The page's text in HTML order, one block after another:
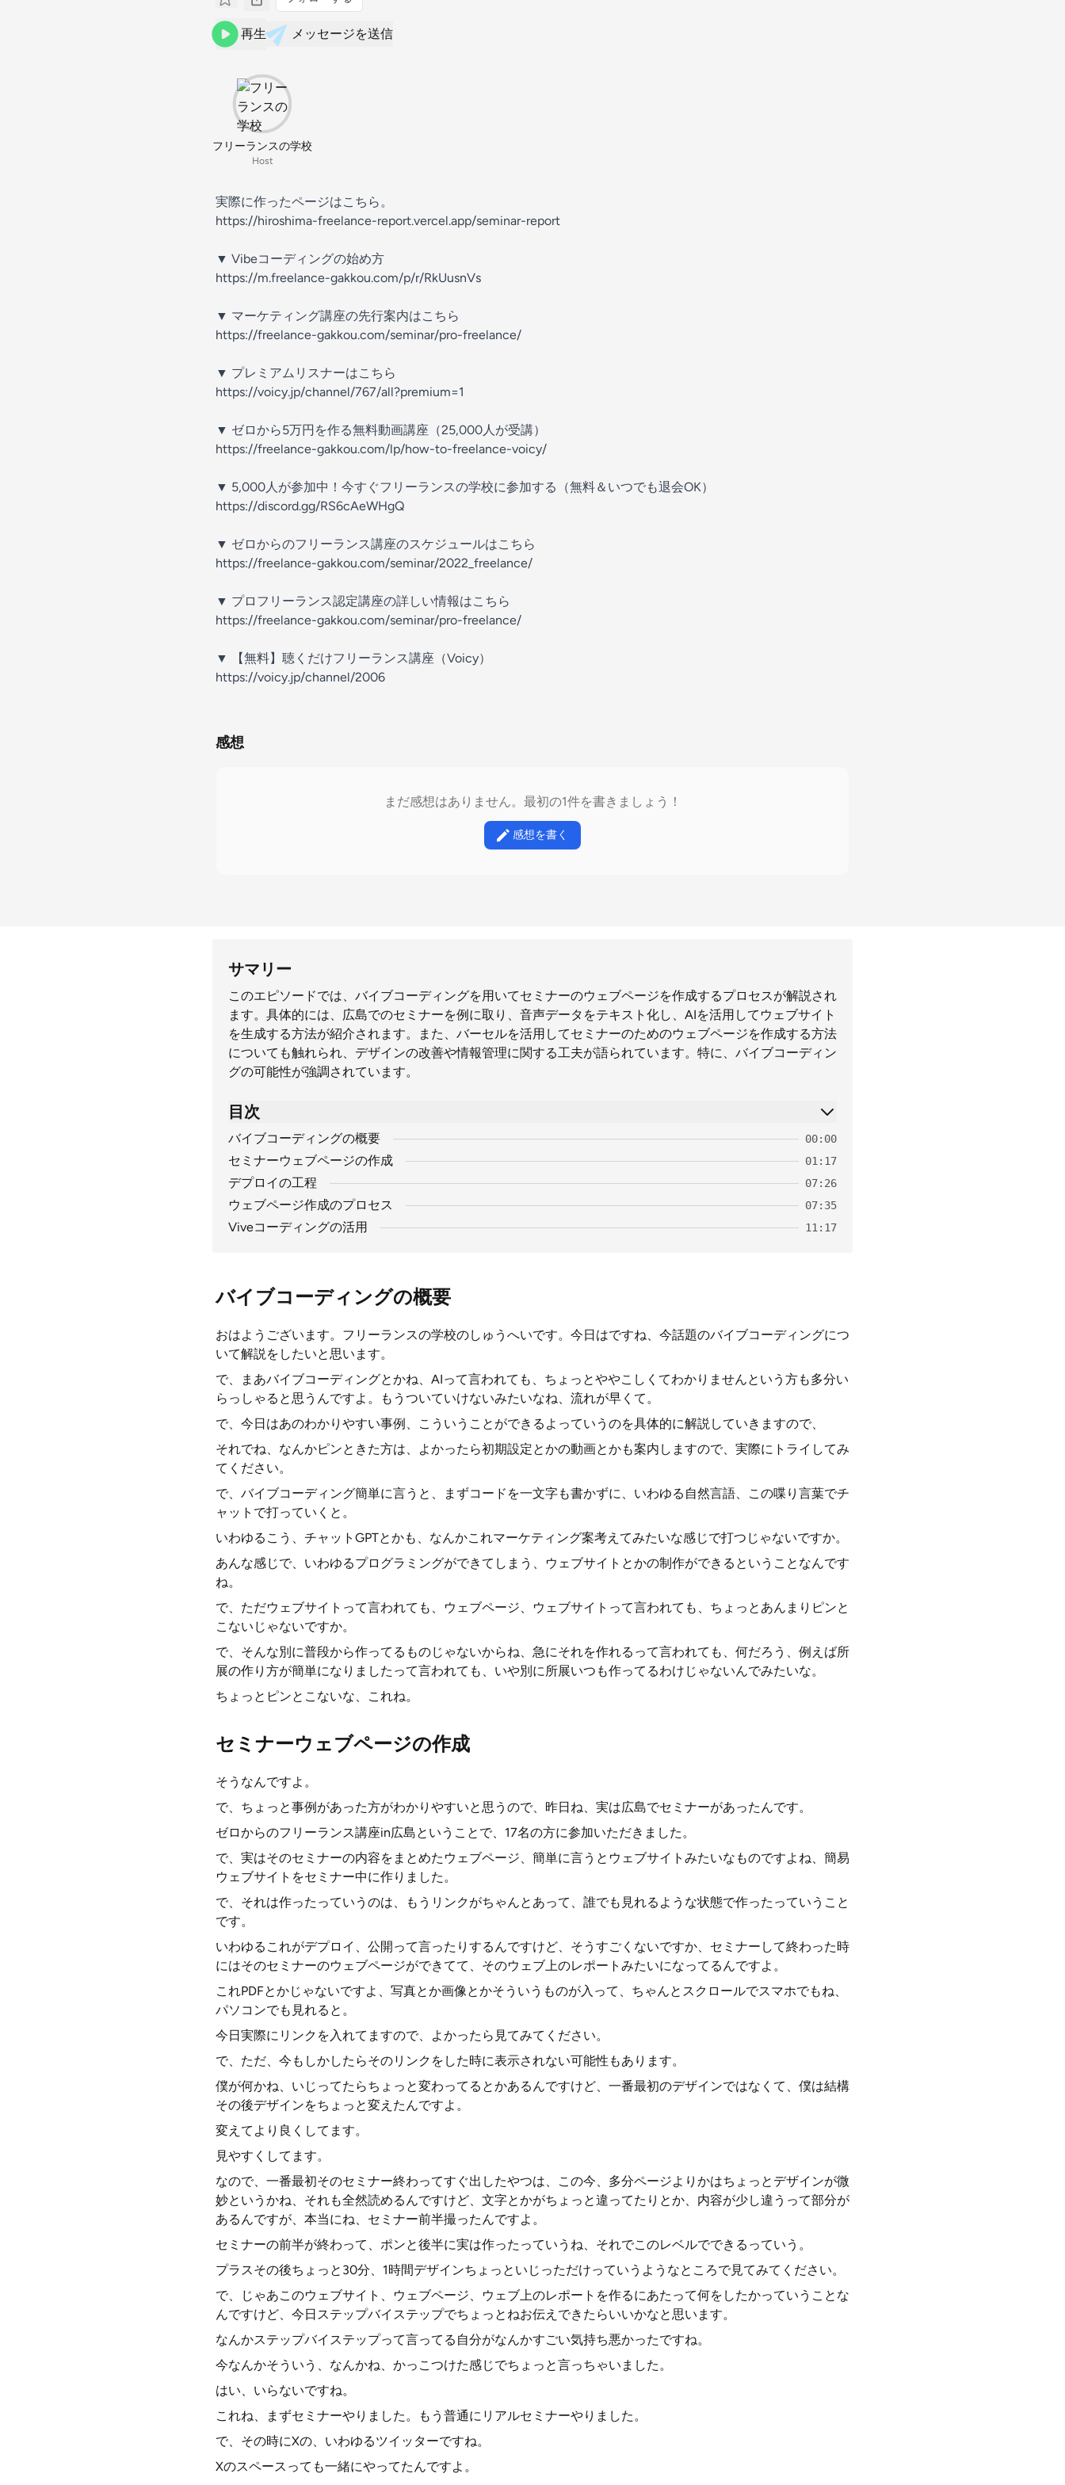
再生 メッセージを送信
フリーランスの学校
Host
実際に作ったページはこちら。
https://hiroshima-freelance-report.vercel.app/seminar-report
▼ Vibeコーディングの始め方
https://m.freelance-gakkou.com/p/r/RkUusnVs
▼ マーケティング講座の先行案内はこちら
⁠https://freelance-gakkou.com/seminar/pro-freelance/⁠
▼ プレミアムリスナーはこちら
⁠https://voicy.jp/channel/767/all?premium=1⁠
▼ ゼロから5万円を作る無料動画講座（25,000人が受講）
⁠⁠⁠⁠https://freelance-gakkou.com/lp/how-to-freelance-voicy/
▼ 5,000人が参加中！今すぐフリーランスの学校に参加する（無料＆いつでも退会OK）
⁠⁠⁠https://discord.gg/RS6cAeWHgQ⁠⁠⁠
▼ ゼロからのフリーランス講座のスケジュールはこちら
⁠⁠⁠⁠⁠https://freelance-gakkou.com/seminar/2022_freelance/⁠⁠⁠⁠⁠
▼ プロフリーランス認定講座の詳しい情報はこちら
⁠⁠⁠⁠⁠https://freelance-gakkou.com/seminar/pro-freelance/⁠⁠⁠⁠⁠
▼ 【無料】聴くだけフリーランス講座（Voicy）
⁠⁠⁠⁠https://voicy.jp/channel/2006⁠⁠⁠⁠
感想
まだ感想はありません。最初の1件を書きましょう！
感想を書く
サマリー
このエピソードでは、バイブコーディングを用いてセミナーのウェブページを作成するプロセスが解説され
ます。具体的には、広島でのセミナーを例に取り、音声データをテキスト化し、AIを活用してウェブサイト
を生成する方法が紹介されます。また、バーセルを活用してセミナーのためのウェブページを作成する方法
についても触れられ、デザインの改善や情報管理に関する工夫が語られています。特に、バイブコーディン
グの可能性が強調されています。
目次
バイブコーディングの概要 00:00
セミナーウェブページの作成 01:17
デプロイの工程 07:26
ウェブページ作成のプロセス 07:35
Viveコーディングの活用 11:17
バイブコーディングの概要
おはようございます。フリーランスの学校のしゅうへいです。今日はですね、今話題のバイブコーディングにつ
いて解説をしたいと思います。
で、まあバイブコーディングとかね、AIって言われても、ちょっとややこしくてわかりませんという方も多分い
らっしゃると思うんですよ。もうついていけないみたいなね、流れが早くて。
で、今日はあのわかりやすい事例、こういうことができるよっていうのを具体的に解説していきますので、
それでね、なんかピンときた方は、よかったら初期設定とかの動画とかも案内しますので、実際にトライしてみ
てください。
で、バイブコーディング簡単に言うと、まずコードを一文字も書かずに、いわゆる自然言語、この喋り言葉でチ
ャットで打っていくと。
いわゆるこう、チャットGPTとかも、なんかこれマーケティング案考えてみたいな感じで打つじゃないですか。
あんな感じで、いわゆるプログラミングができてしまう、ウェブサイトとかの制作ができるということなんです
ね。
で、ただウェブサイトって言われても、ウェブページ、ウェブサイトって言われても、ちょっとあんまりピンと
こないじゃないですか。
で、そんな別に普段から作ってるものじゃないからね、急にそれを作れるって言われても、何だろう、例えば所
展の作り方が簡単になりましたって言われても、いや別に所展いつも作ってるわけじゃないんでみたいな。
ちょっとピンとこないな、これね。
セミナーウェブページの作成
そうなんですよ。
で、ちょっと事例があった方がわかりやすいと思うので、昨日ね、実は広島でセミナーがあったんです。
ゼロからのフリーランス講座in広島ということで、17名の方に参加いただきました。
で、実はそのセミナーの内容をまとめたウェブページ、簡単に言うとウェブサイトみたいなものですよね、簡易
ウェブサイトをセミナー中に作りました。
で、それは作ったっていうのは、もうリンクがちゃんとあって、誰でも見れるような状態で作ったっていうこと
です。
いわゆるこれがデプロイ、公開って言ったりするんですけど、そうすごくないですか、セミナーして終わった時
にはそのセミナーのウェブページができてて、そのウェブ上のレポートみたいになってるんですよ。
これPDFとかじゃないですよ、写真とか画像とかそういうものが入って、ちゃんとスクロールでスマホでもね、
パソコンでも見れると。
今日実際にリンクを入れてますので、よかったら見てみてください。
で、ただ、今もしかしたらそのリンクをした時に表示されない可能性もあります。
僕が何かね、いじってたらちょっと変わってるとかあるんですけど、一番最初のデザインではなくて、僕は結構
その後デザインをちょっと変えたんですよ。
変えてより良くしてます。
見やすくしてます。
なので、一番最初そのセミナー終わってすぐ出したやつは、この今、多分ページよりかはちょっとデザインが微
妙というかね、それも全然読めるんですけど、文字とかがちょっと違ってたりとか、内容が少し違うって部分が
あるんですが、本当にね、セミナー前半撮ったんですよ。
セミナーの前半が終わって、ポンと後半に実は作ったっていうね、それでこのレベルでできるっていう。
プラスその後ちょっと30分、1時間デザインちょっといじっただけっていうようなところで見てみてください。
で、じゃあこのウェブサイト、ウェブページ、ウェブ上のレポートを作るにあたって何をしたかっていうことな
んですけど、今日ステップバイステップでちょっとねお伝えできたらいいかなと思います。
なんかステップバイステップって言ってる自分がなんかすごい気持ち悪かったですね。
今なんかそういう、なんかね、かっこつけた感じでちょっと言っちゃいました。
はい、いらないですね。
これね、まずセミナーやりました。もう普通にリアルセミナーやりました。
で、その時にXの、いわゆるツイッターですね。
Xのスペースっても一緒にやってたんですよ。